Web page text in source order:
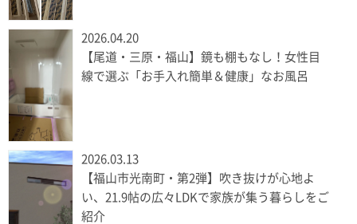
2026.04.20
【尾道・三原・福山】鏡も棚もなし！女性目
線で選ぶ「お手入れ簡単＆健康」なお風呂
2026.03.13
【福山市光南町・第2弾】吹き抜けが心地よ
い、21.9帖の広々LDKで家族が集う暮らしをご
紹介